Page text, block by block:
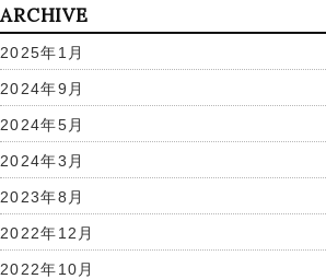
ARCHIVE
2025年1月
2024年9月
2024年5月
2024年3月
2023年8月
2022年12月
2022年10月